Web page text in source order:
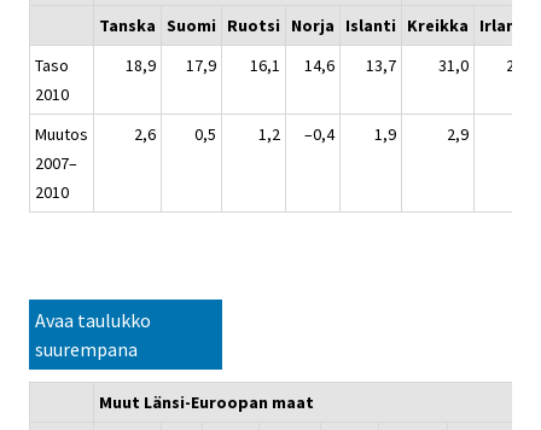
Tanska Suomi Ruotsi Norja Islanti Kreikka
Irlanti*
Taso
2010
18,9 17,9 16,1 14,6 13,7 31,0 29,9
Muutos
2007–
2010
2,6 0,5 1,2 –0,4 1,9 2,9
Avaa taulukko
suurempana
Muut Länsi-Euroopan maat